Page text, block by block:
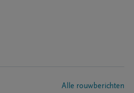
Alle rouwberichten